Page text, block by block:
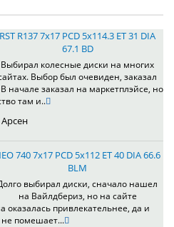
RST R137 7x17 PCD 5x114.3 ET 31 DIA
67.1 BD
Выбирал колесные диски на многих
Выбор был очевиден, заказал
начале заказал на маркетплэйсе, но
там и..
Арсен
740 7x17 PCD 5x112 ET 40 DIA 66.6
BLM
выбирал диски, сначало нашел
на Вайлдбериз, но на сайте
оказалась привлекательнее, да и
не помешает...